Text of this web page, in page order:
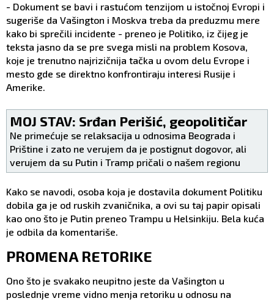
- Dokument se bavi i rastućom tenzijom u istočnoj Evropi i
sugeriše da Vašington i Moskva treba da preduzmu mere
kako bi sprečili incidente - preneo je Politiko, iz čijeg je
teksta jasno da se pre svega misli na problem Kosova,
koje je trenutno najrizičnija tačka u ovom delu Evrope i
mesto gde se direktno konfrontiraju interesi Rusije i
Amerike.
MOJ STAV: Srđan Perišić, geopolitičar
Ne primećuje se relaksacija u odnosima Beograda i
Prištine i zato ne verujem da je postignut dogovor, ali
verujem da su Putin i Tramp pričali o našem regionu
Kako se navodi, osoba koja je dostavila dokument Politiku
dobila ga je od ruskih zvaničnika, a ovi su taj papir opisali
kao ono što je Putin preneo Trampu u Helsinkiju. Bela kuća
je odbila da komentariše.
PROMENA RETORIKE
Ono što je svakako neupitno jeste da Vašington u
poslednje vreme vidno menja retoriku u odnosu na